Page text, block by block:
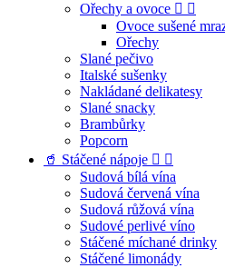
Ořechy a ovoce  
Ovoce sušené
Ořechy
Slané pečivo
Italské sušenky
Nakládané delikatesy
Slané snacky
Brambůrky
Popcorn
🥤 Stáčené nápoje  
Sudová bílá vína
Sudová červená vína
Sudová růžová vína
Sudové perlivé víno
Stáčené míchané drinky
Stáčené limonády